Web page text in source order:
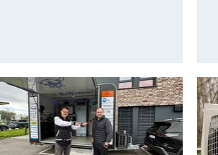
= (251,7 – 16,5) kJ/kg = 235,2 kJ/kg
zwischen 25 °C (234,48) und 26 °C